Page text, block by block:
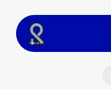
main
content